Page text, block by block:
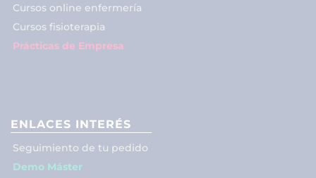
Cursos online enfermería
Cursos fisioterapia
Prácticas de Empresa
ENLACES INTERÉS
Seguimiento de tu pedido
Demo Máster